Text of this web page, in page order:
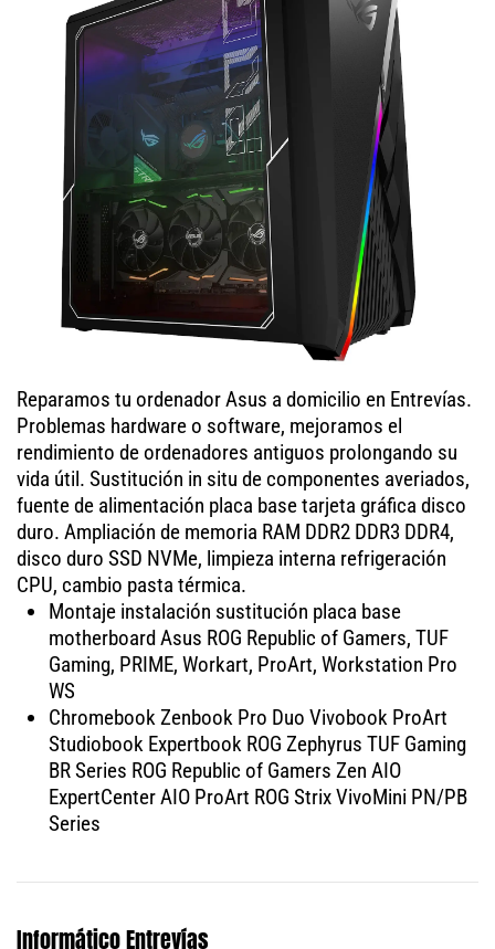
Reparamos tu ordenador Asus a domicilio en Entrevías.
Problemas hardware o software, mejoramos el
rendimiento de ordenadores antiguos prolongando su
vida útil. Sustitución in situ de componentes averiados,
fuente de alimentación placa base tarjeta gráfica disco
duro. Ampliación de memoria RAM DDR2 DDR3 DDR4,
disco duro SSD NVMe, limpieza interna refrigeración
CPU, cambio pasta térmica.
Montaje instalación sustitución placa base
motherboard Asus ROG Republic of Gamers, TUF
Gaming, PRIME, Workart, ProArt, Workstation Pro
WS
Chromebook Zenbook Pro Duo Vivobook ProArt
Studiobook Expertbook ROG Zephyrus TUF Gaming
BR Series ROG Republic of Gamers Zen AIO
ExpertCenter AIO ProArt ROG Strix VivoMini PN/PB
Series
Informático Entrevías